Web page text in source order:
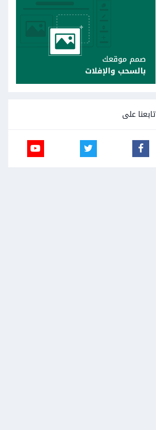
تابعنا على